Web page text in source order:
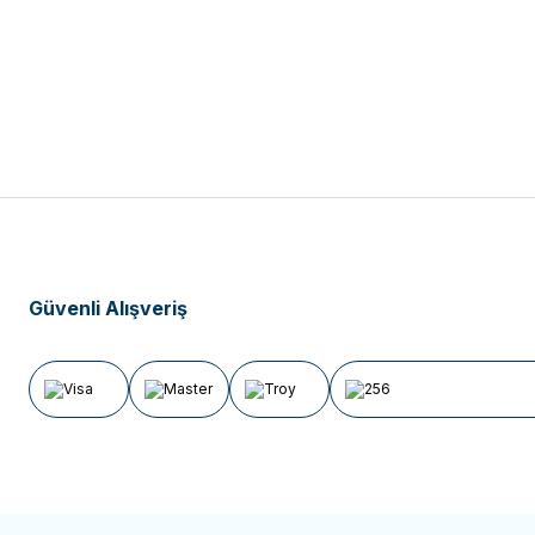
Güvenli Alışveriş